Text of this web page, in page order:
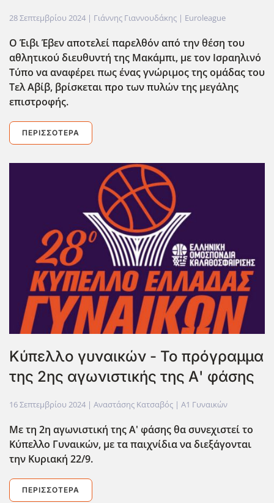
28 Σεπτεμβρίου 2024 | Γιάννης Γιαννουδάκης | Euroleague
Ο Έιβι Έβεν αποτελεί παρελθόν από την θέση του
αθλητικού διευθυντή της Μακάμπι, με τον Ισραηλινό
Τύπο να αναφέρει πως ένας γνώριμος της ομάδας του
Τελ Αβίβ, βρίσκεται προ των πυλών της μεγάλης
επιστροφής.
ΠΕΡΙΣΣΌΤΕΡΑ
Κύπελλο γυναικών - Το πρόγραμμα
της 2ης αγωνιστικής της Α' φάσης
16 Σεπτεμβρίου 2024 | Αναστάσης Κατσαβός | Α1 Γυναικών
Με τη 2η αγωνιστική της Α' φάσης θα συνεχιστεί το
Κύπελλο Γυναικών, με τα παιχνίδια να διεξάγονται
την Κυριακή 22/9.
ΠΕΡΙΣΣΌΤΕΡΑ